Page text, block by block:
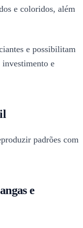
e coloridos, além
e possibilitam
investimento e
padrões com
e